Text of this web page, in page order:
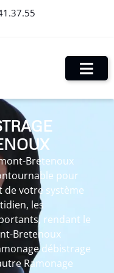
Bretenoux
pour
votre système
les
rendant le
Bretenoux
débistrage
Ramonage